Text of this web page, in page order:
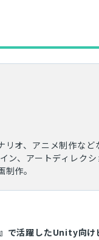
オ、アニメ制作など
ン、アートディレクシ
作。
で活躍したUnity向け